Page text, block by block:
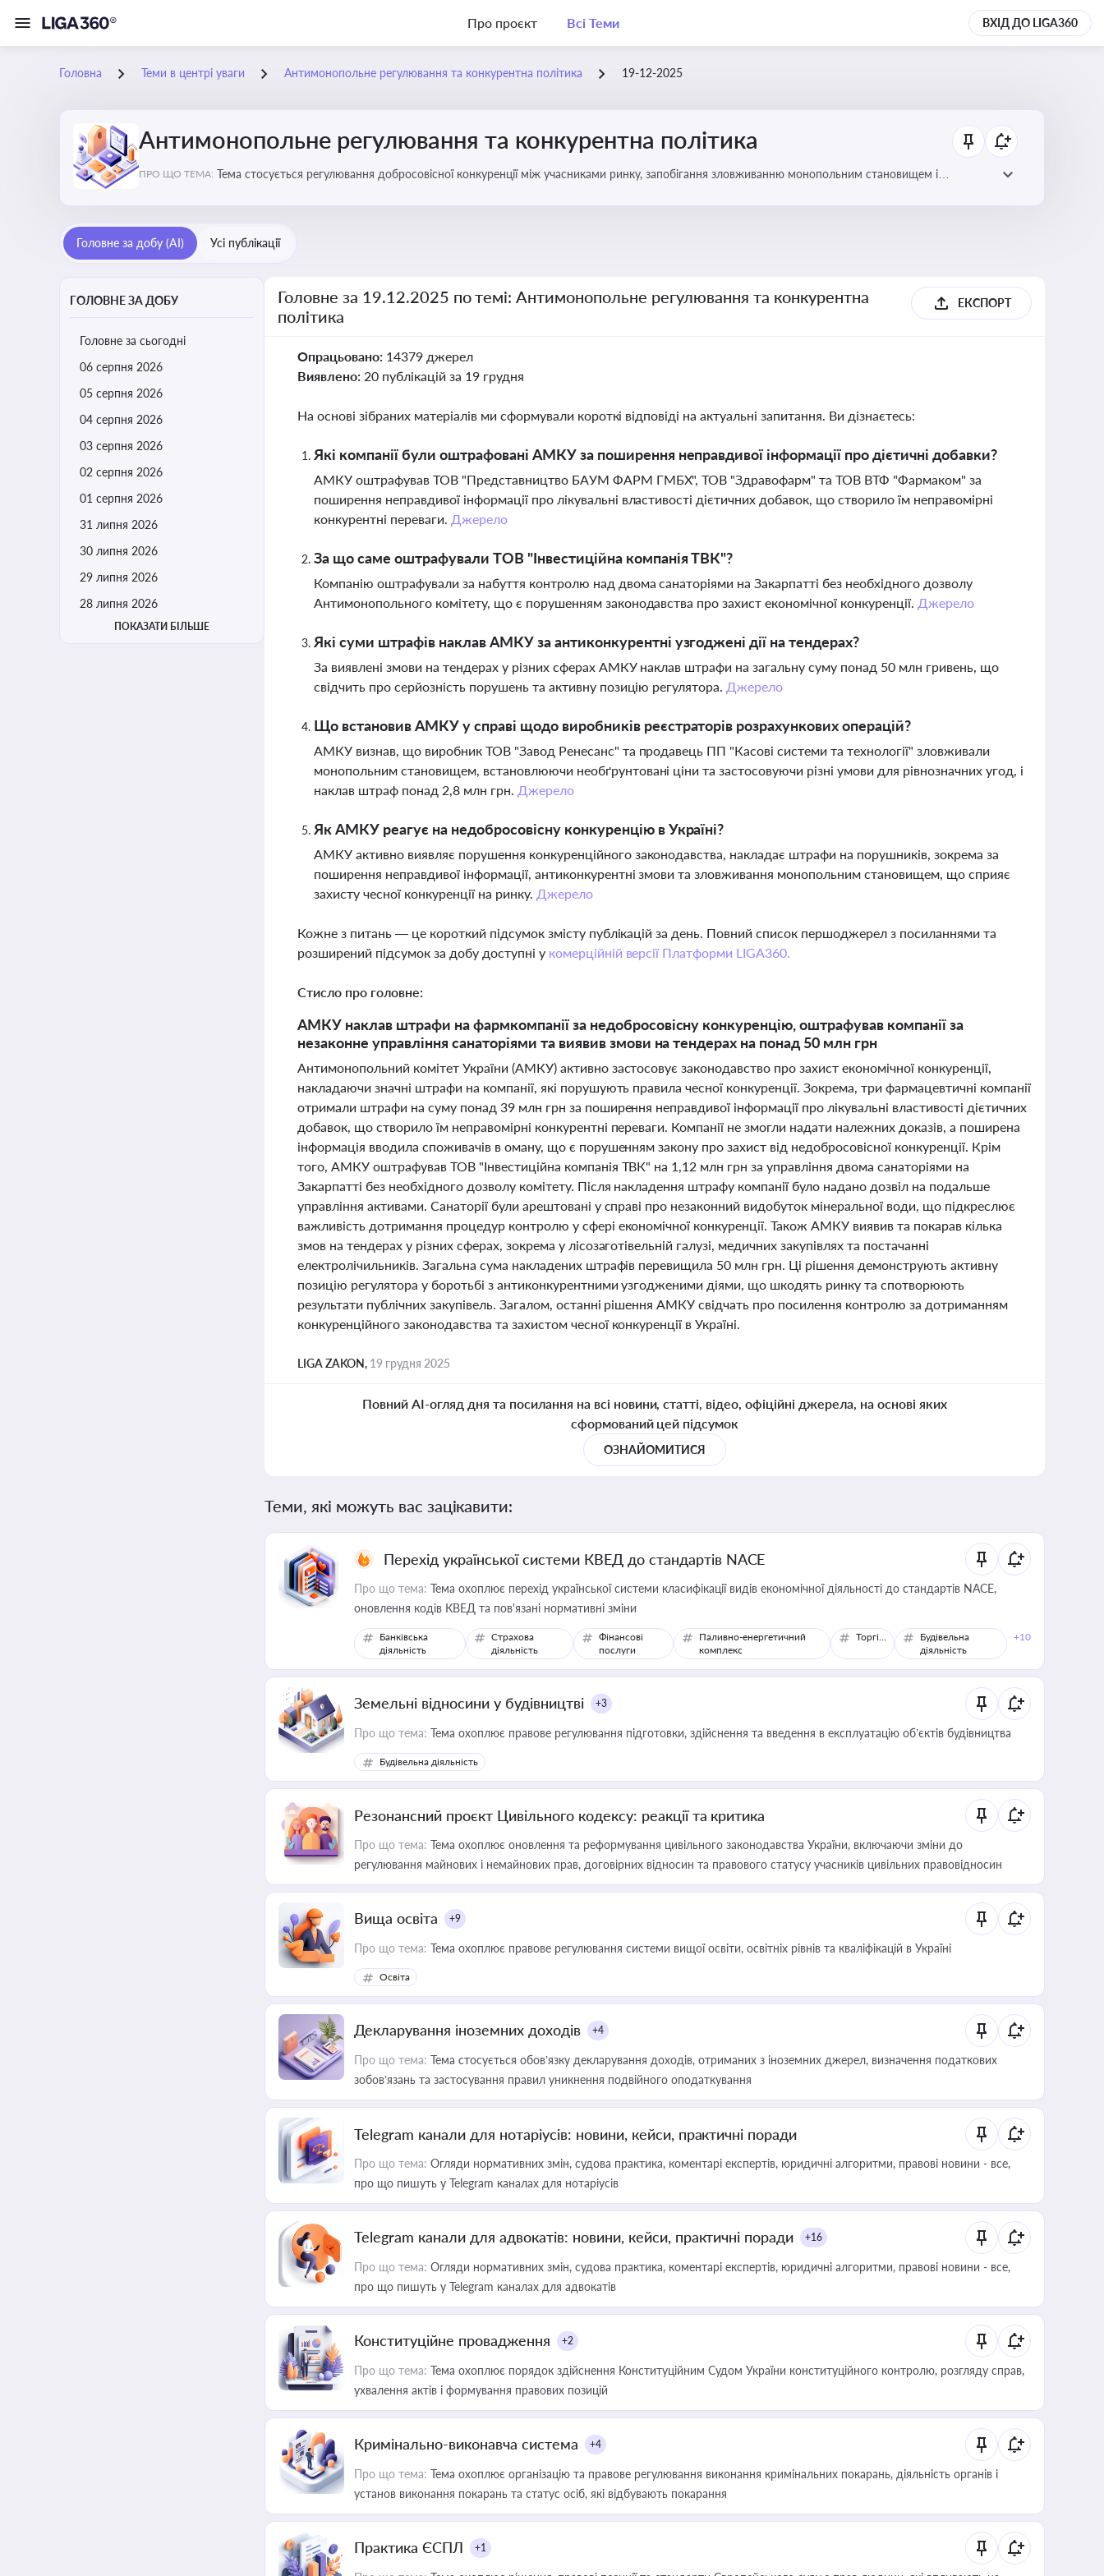
Про проєкт Всі Теми ВХІД ДО LIGA360
Головна Теми в центрі уваги Антимонопольне регулювання та конкурентна політика 19-12-2025
Антимонопольне регулювання та конкурентна політика
ПРО ЩО ТЕМА: Тема стосується регулювання добросовісної конкуренції між учасниками ринку, запобігання зловживанню монопольним становищем і
Головне за добу (AI) Усі публікації
ГОЛОВНЕ ЗА ДОБУ
Головне за сьогодні
06 серпня 2026
05 серпня 2026
04 серпня 2026
03 серпня 2026
02 серпня 2026
01 серпня 2026
31 липня 2026
30 липня 2026
29 липня 2026
28 липня 2026
ПОКАЗАТИ БІЛЬШЕ
Головне за 19.12.2025 по темі: Антимонопольне регулювання та конкурентна
політика
ЕКСПОРТ
Опрацьовано: 14379 джерел
Виявлено: 20 публікацій за 19 грудня
На основі зібраних матеріалів ми сформували короткі відповіді на актуальні запитання. Ви дізнаєтесь:
Які компанії були оштрафовані АМКУ за поширення неправдивої інформації про дієтичні добавки?
АМКУ оштрафував ТОВ "Представництво БАУМ ФАРМ ГМБХ", ТОВ "Здравофарм" та ТОВ ВТФ "Фармаком" за
поширення неправдивої інформації про лікувальні властивості дієтичних добавок, що створило їм неправомірні
конкурентні переваги. Джерело
За що саме оштрафували ТОВ "Інвестиційна компанія ТВК"?
Компанію оштрафували за набуття контролю над двома санаторіями на Закарпатті без необхідного дозволу
Антимонопольного комітету, що є порушенням законодавства про захист економічної конкуренції. Джерело
Які суми штрафів наклав АМКУ за антиконкурентні узгоджені дії на тендерах?
За виявлені змови на тендерах у різних сферах АМКУ наклав штрафи на загальну суму понад 50 млн гривень, що
свідчить про серйозність порушень та активну позицію регулятора. Джерело
Що встановив АМКУ у справі щодо виробників реєстраторів розрахункових операцій?
АМКУ визнав, що виробник ТОВ "Завод Ренесанс" та продавець ПП "Касові системи та технології" зловживали
монопольним становищем, встановлюючи необґрунтовані ціни та застосовуючи різні умови для рівнозначних угод, і
наклав штраф понад 2,8 млн грн. Джерело
Як АМКУ реагує на недобросовісну конкуренцію в Україні?
АМКУ активно виявляє порушення конкуренційного законодавства, накладає штрафи на порушників, зокрема за
поширення неправдивої інформації, антиконкурентні змови та зловживання монопольним становищем, що сприяє
захисту чесної конкуренції на ринку. Джерело
Кожне з питань — це короткий підсумок змісту публікацій за день. Повний список першоджерел з посиланнями та
розширений підсумок за добу доступні у комерційній версії Платформи LIGA360.
Стисло про головне:
АМКУ наклав штрафи на фармкомпанії за недобросовісну конкуренцію, оштрафував компанії за
незаконне управління санаторіями та виявив змови на тендерах на понад 50 млн грн
Антимонопольний комітет України (АМКУ) активно застосовує законодавство про захист економічної конкуренції,
накладаючи значні штрафи на компанії, які порушують правила чесної конкуренції. Зокрема, три фармацевтичні компанії
отримали штрафи на суму понад 39 млн грн за поширення неправдивої інформації про лікувальні властивості дієтичних
добавок, що створило їм неправомірні конкурентні переваги. Компанії не змогли надати належних доказів, а поширена
інформація вводила споживачів в оману, що є порушенням закону про захист від недобросовісної конкуренції. Крім
того, АМКУ оштрафував ТОВ "Інвестиційна компанія ТВК" на 1,12 млн грн за управління двома санаторіями на
Закарпатті без необхідного дозволу комітету. Після накладення штрафу компанії було надано дозвіл на подальше
управління активами. Санаторії були арештовані у справі про незаконний видобуток мінеральної води, що підкреслює
важливість дотримання процедур контролю у сфері економічної конкуренції. Також АМКУ виявив та покарав кілька
змов на тендерах у різних сферах, зокрема у лісозаготівельній галузі, медичних закупівлях та постачанні
електролічильників. Загальна сума накладених штрафів перевищила 50 млн грн. Ці рішення демонструють активну
позицію регулятора у боротьбі з антиконкурентними узгодженими діями, що шкодять ринку та спотворюють
результати публічних закупівель. Загалом, останні рішення АМКУ свідчать про посилення контролю за дотриманням
конкуренційного законодавства та захистом чесної конкуренції в Україні.
LIGA ZAKON, 19 грудня 2025
Повний AI-огляд дня та посилання на всі новини, статті, відео, офіційні джерела, на основі яких
сформований цей підсумок
ОЗНАЙОМИТИСЯ
Теми, які можуть вас зацікавити:
Перехід української системи КВЕД до стандартів NACE
Про що тема: Тема охоплює перехід української системи класифікації видів економічної діяльності до стандартів NACE,
оновлення кодів КВЕД та пов'язані нормативні зміни
Банківська
діяльність
Страхова
діяльність
Фінансові
послуги
Паливно-енергетичний
комплекс
Торгівля
Будівельна
діяльність
+10
Земельні відносини у будівництві +3
Про що тема: Тема охоплює правове регулювання підготовки, здійснення та введення в експлуатацію об’єктів будівництва
Будівельна діяльність
Резонансний проєкт Цивільного кодексу: реакції та критика
Про що тема: Тема охоплює оновлення та реформування цивільного законодавства України, включаючи зміни до
регулювання майнових і немайнових прав, договірних відносин та правового статусу учасників цивільних правовідносин
Вища освіта +9
Про що тема: Тема охоплює правове регулювання системи вищої освіти, освітніх рівнів та кваліфікацій в Україні
Освіта
Декларування іноземних доходів +4
Про що тема: Тема стосується обов’язку декларування доходів, отриманих з іноземних джерел, визначення податкових
зобов’язань та застосування правил уникнення подвійного оподаткування
Telegram канали для нотаріусів: новини, кейси, практичні поради
Про що тема: Огляди нормативних змін, судова практика, коментарі експертів, юридичні алгоритми, правові новини - все,
про що пишуть у Telegram каналах для нотаріусів
Telegram канали для адвокатів: новини, кейси, практичні поради +16
Про що тема: Огляди нормативних змін, судова практика, коментарі експертів, юридичні алгоритми, правові новини - все,
про що пишуть у Telegram каналах для адвокатів
Конституційне провадження +2
Про що тема: Тема охоплює порядок здійснення Конституційним Судом України конституційного контролю, розгляду справ,
ухвалення актів і формування правових позицій
Кримінально-виконавча система +4
Про що тема: Тема охоплює організацію та правове регулювання виконання кримінальних покарань, діяльність органів і
установ виконання покарань та статус осіб, які відбувають покарання
Практика ЄСПЛ +1